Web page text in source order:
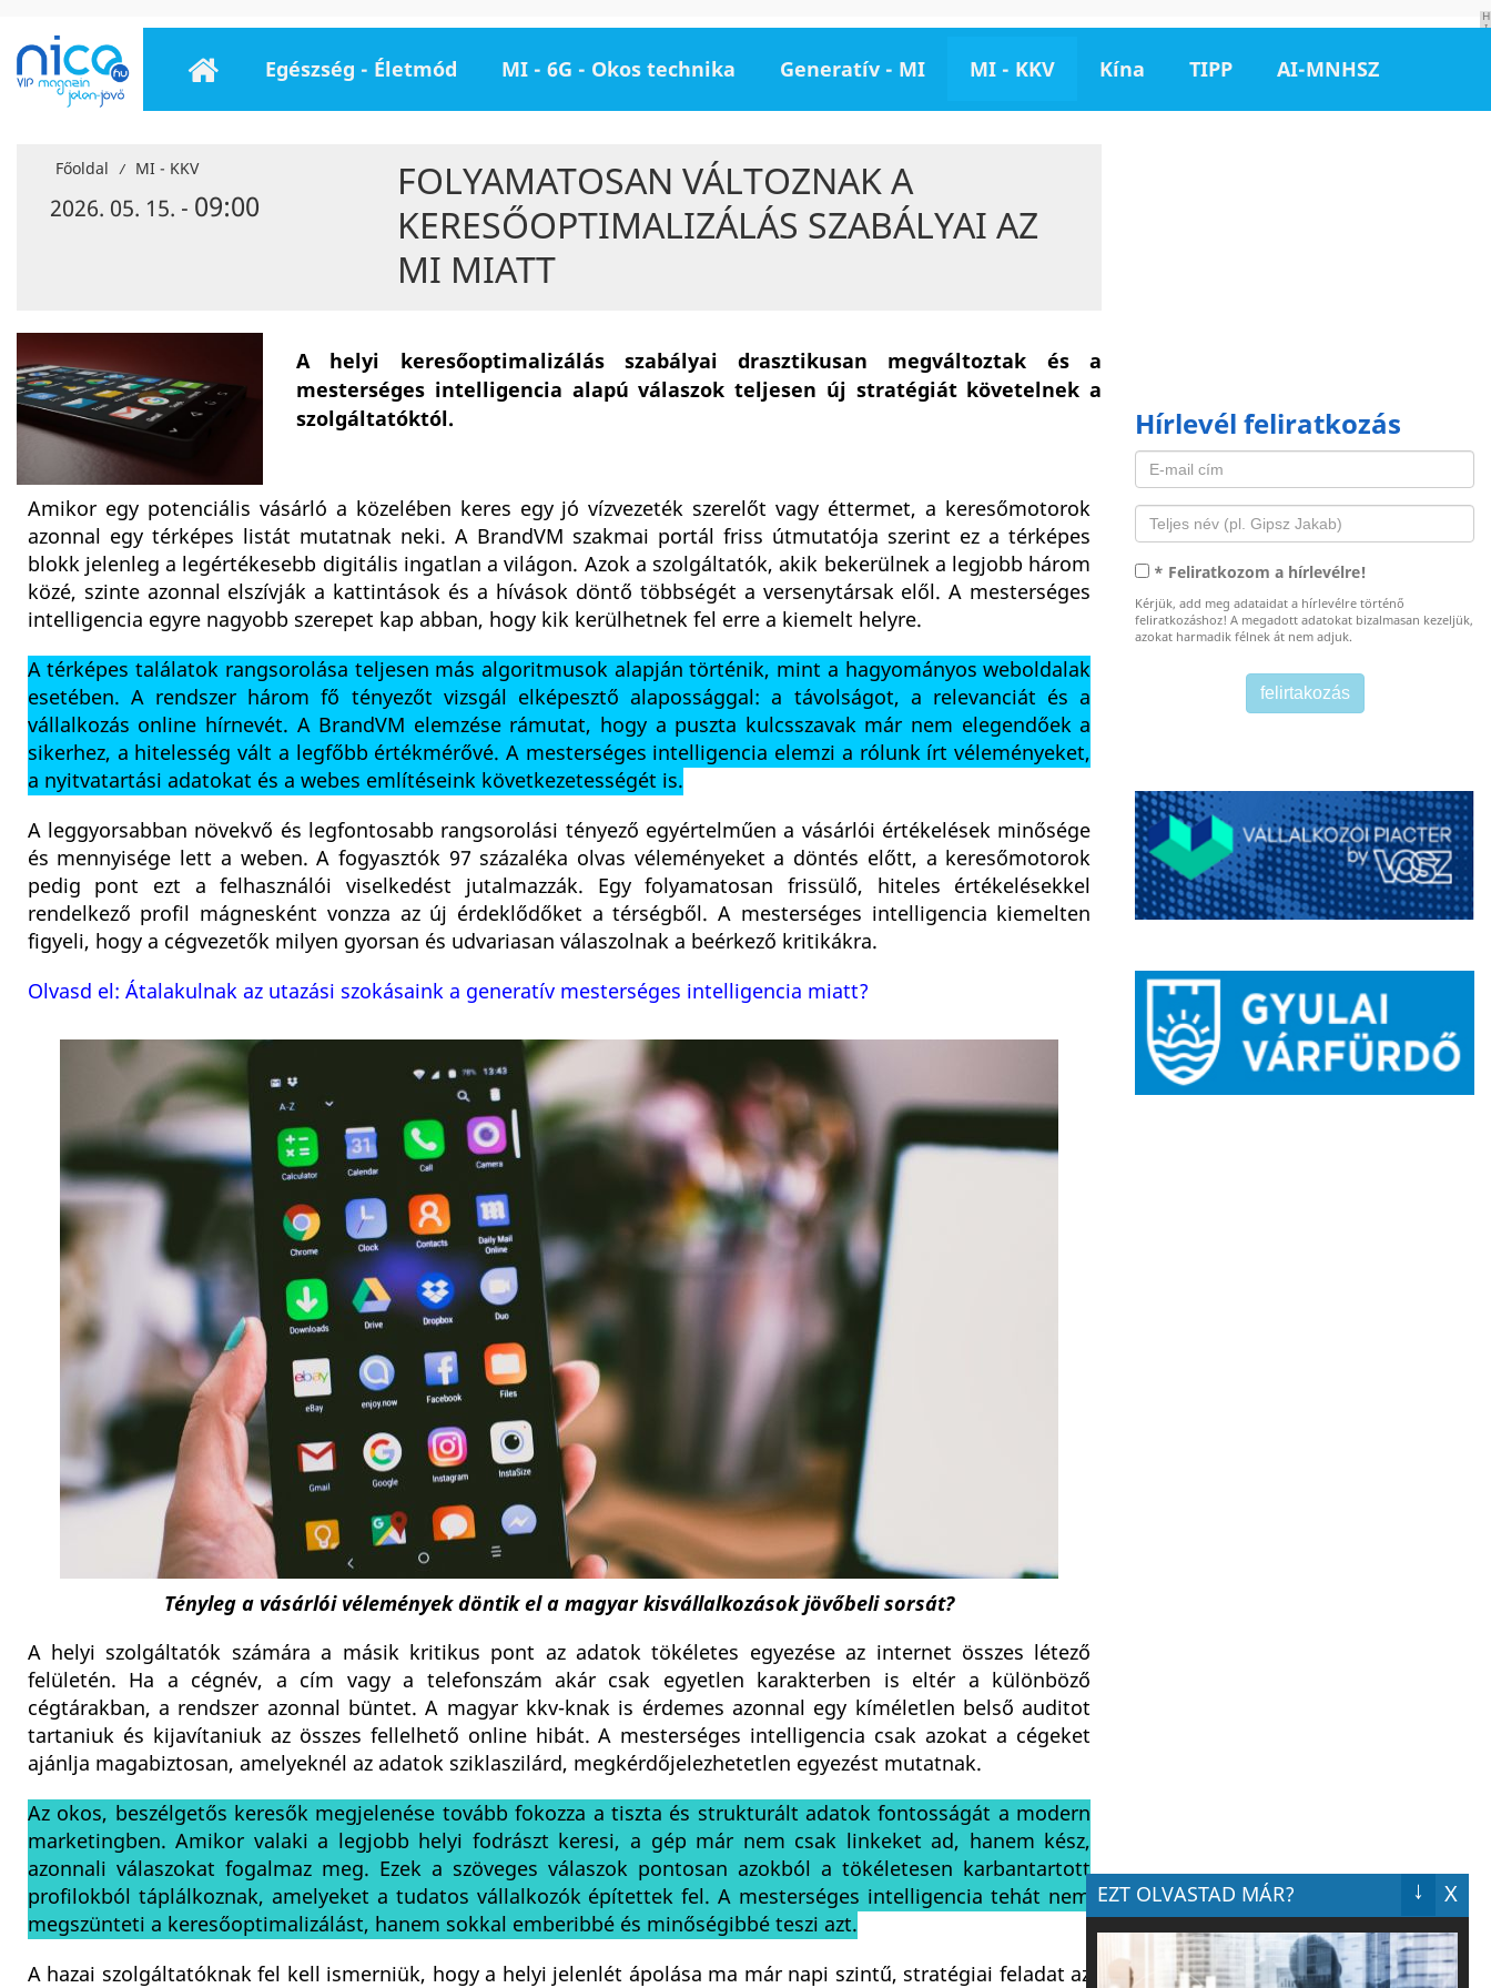
H
I
Egészség - Életmód MI - 6G - Okos technika Generatív - MI MI - KKV Kína TIPP AI-MNHSZ
Főoldal / MI - KKV
2026. 05. 15. - 09:00
FOLYAMATOSAN VÁLTOZNAK A
KERESŐOPTIMALIZÁLÁS SZABÁLYAI AZ
MI MIATT
A helyi keresőoptimalizálás szabályai drasztikusan megváltoztak és a
mesterséges intelligencia alapú válaszok teljesen új stratégiát követelnek a
szolgáltatóktól.
Amikor egy potenciális vásárló a közelében keres egy jó vízvezeték szerelőt vagy éttermet, a keresőmotorok
azonnal egy térképes listát mutatnak neki. A BrandVM szakmai portál friss útmutatója szerint ez a térképes
blokk jelenleg a legértékesebb digitális ingatlan a világon. Azok a szolgáltatók, akik bekerülnek a legjobb három
közé, szinte azonnal elszívják a kattintások és a hívások döntő többségét a versenytársak elől. A mesterséges
intelligencia egyre nagyobb szerepet kap abban, hogy kik kerülhetnek fel erre a kiemelt helyre.
A térképes találatok rangsorolása teljesen más algoritmusok alapján történik, mint a hagyományos weboldalak
esetében. A rendszer három fő tényezőt vizsgál elképesztő alapossággal: a távolságot, a relevanciát és a
vállalkozás online hírnevét. A BrandVM elemzése rámutat, hogy a puszta kulcsszavak már nem elegendőek a
sikerhez, a hitelesség vált a legfőbb értékmérővé. A mesterséges intelligencia elemzi a rólunk írt véleményeket,
a nyitvatartási adatokat és a webes említéseink következetességét is.
A leggyorsabban növekvő és legfontosabb rangsorolási tényező egyértelműen a vásárlói értékelések minősége
és mennyisége lett a weben. A fogyasztók 97 százaléka olvas véleményeket a döntés előtt, a keresőmotorok
pedig pont ezt a felhasználói viselkedést jutalmazzák. Egy folyamatosan frissülő, hiteles értékelésekkel
rendelkező profil mágnesként vonzza az új érdeklődőket a térségből. A mesterséges intelligencia kiemelten
figyeli, hogy a cégvezetők milyen gyorsan és udvariasan válaszolnak a beérkező kritikákra.
Olvasd el: Átalakulnak az utazási szokásaink a generatív mesterséges intelligencia miatt?
Tényleg a vásárlói vélemények döntik el a magyar kisvállalkozások jövőbeli sorsát?
A helyi szolgáltatók számára a másik kritikus pont az adatok tökéletes egyezése az internet összes létező
felületén. Ha a cégnév, a cím vagy a telefonszám akár csak egyetlen karakterben is eltér a különböző
cégtárakban, a rendszer azonnal büntet. A magyar kkv-knak is érdemes azonnal egy kíméletlen belső auditot
tartaniuk és kijavítaniuk az összes fellelhető online hibát. A mesterséges intelligencia csak azokat a cégeket
ajánlja magabiztosan, amelyeknél az adatok sziklaszilárd, megkérdőjelezhetetlen egyezést mutatnak.
Az okos, beszélgetős keresők megjelenése tovább fokozza a tiszta és strukturált adatok fontosságát a modern
marketingben. Amikor valaki a legjobb helyi fodrászt keresi, a gép már nem csak linkeket ad, hanem kész,
azonnali válaszokat fogalmaz meg. Ezek a szöveges válaszok pontosan azokból a tökéletesen karbantartott
profilokból táplálkoznak, amelyeket a tudatos vállalkozók építettek fel. A mesterséges intelligencia tehát nem
megszünteti a keresőoptimalizálást, hanem sokkal emberibbé és minőségibbé teszi azt.
A hazai szolgáltatóknak fel kell ismerniük, hogy a helyi jelenlét ápolása ma már napi szintű, stratégiai feladat az
Hírlevél feliratkozás
* Feliratkozom a hírlevélre!
Kérjük, add meg adataidat a hírlevélre történő
feliratkozáshoz! A megadott adatokat bizalmasan kezeljük,
azokat harmadik félnek át nem adjuk.
EZT OLVASTAD MÁR? X
↓